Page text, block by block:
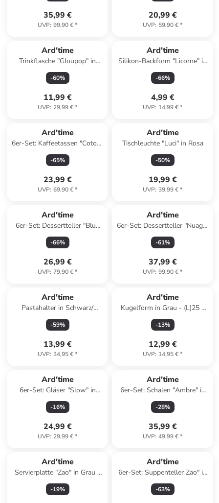
35,99 €
UVP: 99,90 €*
20,99 €
UVP: 59,90 €*
Ard'time
Trinkflasche "Gloupop" in
Orange - 1,2 l
-60%
11,99 €
UVP: 29,99 €*
Ard'time
Silikon-Backform "Licorne" in
Lila - (B)23 x (H)24,5 x (T)5
cm
-66%
4,99 €
UVP: 14,99 €*
Ard'time
6er-Set: Kaffeetassen "Coton"
-65%
23,99 €
UVP: 69,90 €*
Ard'time
Tischleuchte "Luci" in Rosa
-50%
19,99 €
UVP: 39,99 €*
Ard'time
6er-Set: Dessertteller "Blue
moon" in Blau - Ø 20 cm
-66%
26,99 €
UVP: 79,90 €*
Ard'time
6er-Set: Dessertteller "Nuage"
in Creme - Ø 20 cm
-61%
37,99 €
UVP: 99,90 €*
Ard'time
Pastahalter in Schwarz/
Transparent - (B)15 x (H)25 x
(T)7 cm
-59%
13,99 €
UVP: 34,95 €*
Ard'time
Kugelform in Grau - (L)25 x
(B)17 cm
-13%
12,99 €
UVP: 14,95 €*
Ard'time
6er-Set: Gläser "Slow" in
Transparent/ Grau - 950 ml
-16%
24,99 €
UVP: 29,99 €*
Ard'time
6er-Set: Schalen "Ambre" in
Orange - Ø 15 cm
-28%
35,99 €
UVP: 49,99 €*
Ard'time
Servierplatte "Zao" in Grau -
(L)30 x (B)14 cm
-19%
Ard'time
6er-Set: Suppenteller Zao" in
Grau/ Blau - Ø 20 cm
-63%